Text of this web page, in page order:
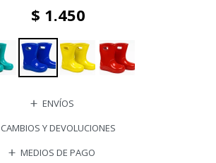
$ 1.450
ENVÍOS
CAMBIOS Y DEVOLUCIONES
MEDIOS DE PAGO